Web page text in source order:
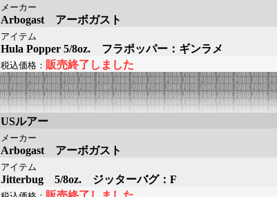
メーカー
Arbogast アーボガスト
アイテム
Hula Popper 5/8oz. フラポッパー：ギンラメ
税込価格： 販売終了しました
USルアー
メーカー
Arbogast アーボガスト
アイテム
Jitterbug 5/8oz. ジッターバグ：F